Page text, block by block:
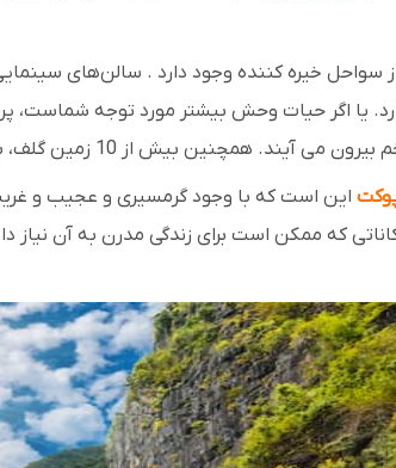
سواحل خیره کننده وجود دارد . سالن‌های
اگر حیات وحش بیشتر مورد توجه شماست،
جایزه، زمین های ساحلی، تا زمین های مناسب برای هر سطح گلف باز وجود دارد.
این است که با وجود گرمسیری و عجیب و
که ممکن است برای زندگی مدرن به آن